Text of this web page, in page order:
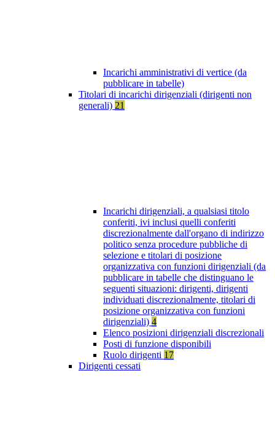
Incarichi amministrativi di vertice (da
pubblicare in tabelle)
Titolari di incarichi dirigenziali (dirigenti non
generali) 21
Incarichi dirigenziali, a qualsiasi titolo
conferiti, ivi inclusi quelli conferiti
discrezionalmente dall'organo di indirizzo
politico senza procedure pubbliche di
selezione e titolari di posizione
organizzativa con funzioni dirigenziali (da
pubblicare in tabelle che distinguano le
seguenti situazioni: dirigenti, dirigenti
individuati discrezionalmente, titolari di
posizione organizzativa con funzioni
dirigenziali) 4
Elenco posizioni dirigenziali discrezionali
Posti di funzione disponibili
Ruolo dirigenti 17
Dirigenti cessati